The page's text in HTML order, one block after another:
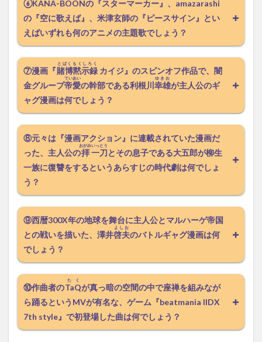
⑥KANA-BOONの『スターマーカー』、amazarashi
の『空に歌えば』、米津玄師の『ピースサイン』とい
えばいずれも何のアニメの主題歌でしょう？
⑦漫画『賭博黙示録
とばくもくしろく
カイジ』のスピンオフ作品で、闇
金グループ帝愛
ていあい
の幹部である利根川 幸雄
ゆきお
が主人公のギ
ャグ漫画は何でしょう？
⑧元々は『漫画アクション』に連載されていた漫画だ
った、主人公の拝
おがみ
一刀
いっとう
とその息子である大五郎が柳生
一族に復讐をするというあらすじの時代劇は何でしょ
う？
⑨西暦300X年の地球を舞台に主人公とマルハーゲ帝国
との戦いを描いた、澤井啓夫
よしお
のバトルギャグ漫画は何
でしょう？
⑩作曲者のTaQ
たく
が真っ暗の空間の中で座禅を組みなが
ら踊るというMVが有名な、ゲーム『beatmania IIDX
7th style』で初登場した曲は何でしょう？